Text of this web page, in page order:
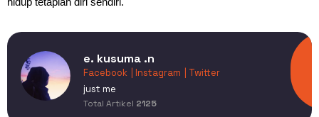
e. kusuma .n
Facebook | Instagram
| Twitter
just me
Total Artikel 2125